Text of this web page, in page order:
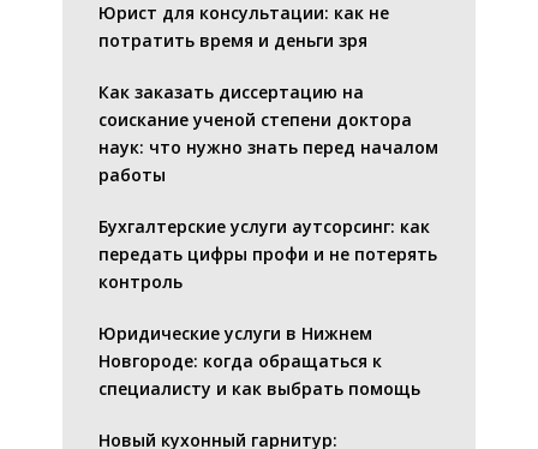
Юрист для консультации: как не
потратить время и деньги зря
Как заказать диссертацию на
соискание ученой степени доктора
наук: что нужно знать перед началом
работы
Бухгалтерские услуги аутсорсинг: как
передать цифры профи и не потерять
контроль
Юридические услуги в Нижнем
Новгороде: когда обращаться к
специалисту и как выбрать помощь
Новый кухонный гарнитур: